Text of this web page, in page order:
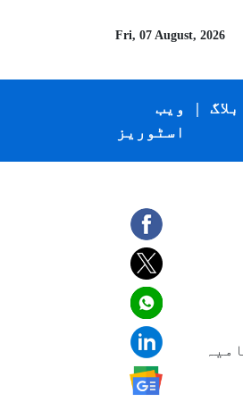
Fri, 07 August, 2026
ویب
اسٹوریز
| بلاگ